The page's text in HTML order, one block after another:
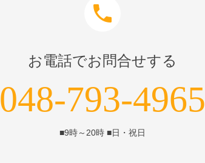
phone
お電話でお問合せする
048-793-4965
■9時～20時 ■日・祝日